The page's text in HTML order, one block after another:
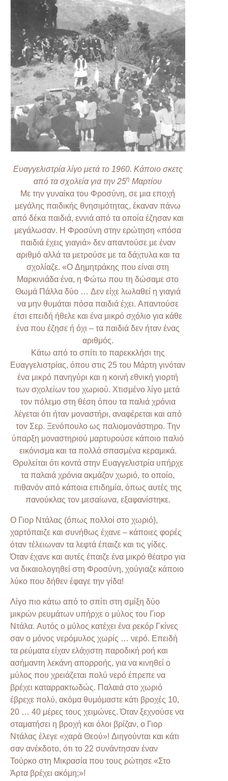
Ευαγγελιστρία λίγο μετά το 1960. Κάποιο σκετς
από τα σχολεία για την 25η Μαρτίου
Με την γυναίκα του Φροσύνη, σε μια εποχή
μεγάλης παιδικής θνησιμότητας, έκαναν πάνω
από δέκα παιδιά, εννιά από τα οποία έζησαν και
μεγάλωσαν. Η Φροσύνη στην ερώτηση «πόσα
παιδιά έχεις γιαγιά» δεν απαντούσε με έναν
αριθμό αλλά τα μετρούσε με τα δάχτυλα και τα
σχολίαζε. «Ο Δημητράκης που είναι στη
Μαρκινιάδα ένα, η Φώτω που τη δώσαμε στο
Θωμά Πάλλα δύο … Δεν είχε λωλαθεί η γιαγιά
να μην θυμάται πόσα παιδιά έχει. Απαντούσε
έτσι επειδή ήθελε και ένα μικρό σχόλιο για κάθε
ένα που έζησε ή όχι – τα παιδιά δεν ήταν ένας
αριθμός.
Κάτω από το σπίτι το παρεκκλήσι της
Ευαγγελιστρίας, όπου στις 25 του Μάρτη γινόταν
ένα μικρό πανηγύρι και η κοινή εθνική γιορτή
των σχολείων του χωριού. Χτισμένο λίγο μετά
τον πόλεμο στη θέση όπου τα παλιά χρόνια
λέγεται ότι ήταν μοναστήρι, αναφέρεται και από
τον Σερ. Ξενόπουλο ως παλιομονάστηρο. Την
ύπαρξη μοναστηριού μαρτυρούσε κάποιο παλιό
εικόνισμα και τα πολλά σπασμένα κεραμικά.
Θρυλείται ότι κοντά στην Ευαγγελιστρία υπήρχε
τα παλαιά χρόνια ακμάζον χωριό, το οποίο,
πιθανόν από κάποια επιδημία, όπως αυτές της
πανούκλας τον μεσαίωνα, εξαφανίστηκε.
Ο Γιορ Ντάλας (όπως πολλοί στο χωριό),
χαρτόπαιζε και συνήθως έχανε – κάποιες φορές
όταν τέλειωναν τα λεφτά έπαιζε και τις γίδες.
Όταν έχανε και αυτές έπαιζε ένα μικρό θέατρο για
να δικαιολογηθεί στη Φροσύνη, χούγιαζε κάποιο
λύκο που δήθεν έφαγε την γίδα!
Λίγο πιο κάτω από το σπίτι στη σμίξη δύο
μικρών ρευμάτων υπήρχε ο μύλος του Γιορ
Ντάλα. Αυτός ο μύλος κατέχει ένα ρεκόρ Γκίνες
σαν ο μόνος νερόμυλος χωρίς … νερό. Επειδή
τα ρεύματα είχαν ελάχιστη παροδική ροή και
ασήμαντη λεκάνη απορροής, για να κινηθεί ο
μύλος που χρειάζεται πολύ νερό έπρεπε να
βρέχει καταρρακτωδώς. Παλαιά στο χωριό
έβρεχε πολύ, ακόμα θυμόμαστε κάτι βροχές 10,
20 … 40 μέρες τους χειμώνες. Όταν ξεχνούσε να
σταματήσει η βροχή και όλοι βρίζαν, ο Γιορ
Ντάλας έλεγε «χαρά Θεού»! Διηγούνται και κάτι
σαν ανέκδοτο, ότι το 22 συνάντησαν έναν
Τούρκο στη Μικρασία που τους ρώτησε «Στο
Άρτα βρέχει ακόμη;»!